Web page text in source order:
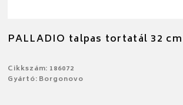
PALLADIO talpas tortatál 32 cm
Cikkszám: 186072
Gyártó: Borgonovo